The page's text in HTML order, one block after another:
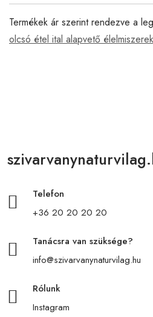
Termékek ár szerint rendezve a
olcsó étel ital alapvető
Telefon
+36 20 20 20 20
Tanácsra van szüksége?
info@szivarvanynaturvilag.hu
Rólunk
Instagram